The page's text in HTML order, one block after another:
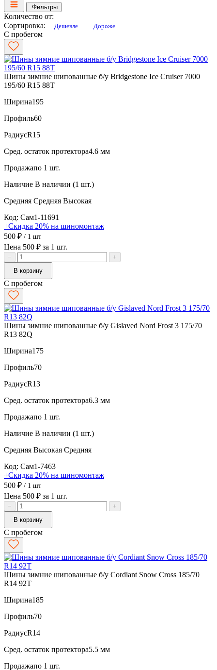
Фильтры
Количество от:
Сортировка:
Дешевле Дороже
С пробегом
Шины зимние шипованные б/у Bridgestone Ice Cruiser 7000
195/60 R15 88T
Ширина195
Профиль60
РадиусR15
Сред. остаток протектора4.6 мм
Продажапо 1 шт.
Наличие В наличии (1 шт.)
Средняя Средняя Высокая
Код: Сам1-11691
+Скидка 20% на шиномонтаж
500 ₽ / 1 шт
Цена 500 ₽ за 1 шт.
−
+
В корзину
С пробегом
Шины зимние шипованные б/у Gislaved Nord Frost 3 175/70
R13 82Q
Ширина175
Профиль70
РадиусR13
Сред. остаток протектора6.3 мм
Продажапо 1 шт.
Наличие В наличии (1 шт.)
Средняя Высокая Средняя
Код: Сам1-7463
+Скидка 20% на шиномонтаж
500 ₽ / 1 шт
Цена 500 ₽ за 1 шт.
−
+
В корзину
С пробегом
Шины зимние шипованные б/у Cordiant Snow Cross 185/70
R14 92T
Ширина185
Профиль70
РадиусR14
Сред. остаток протектора5.5 мм
Продажапо 1 шт.